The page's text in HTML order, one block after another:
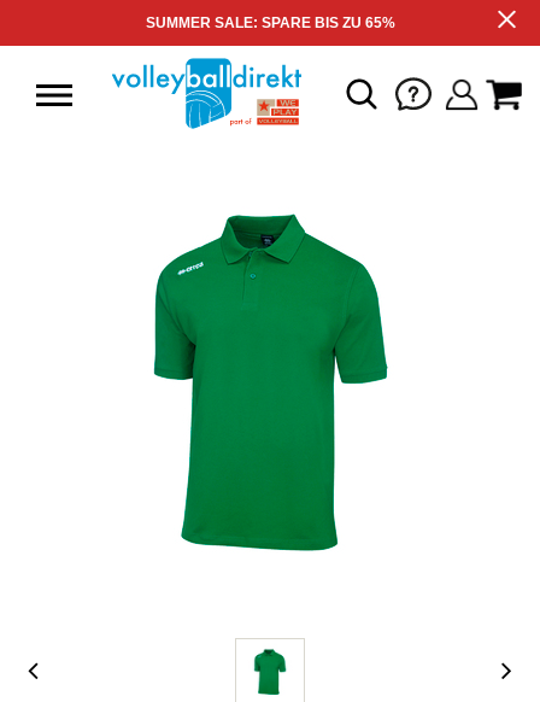
SUMMER SALE: SPARE BIS ZU 65%